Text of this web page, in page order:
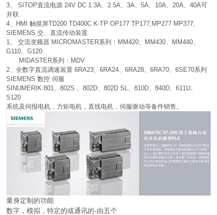
3、 SITOP直流电源 24V DC 1.3A、2.5A、3A、5A、10A、20A、40A可
并联.
4、HMI 触摸屏TD200 TD400C K-TP OP177 TP177,MP277 MP377,
SIEMENS 交、直流传动装置
1、 交流变频器 MICROMASTER系列：MM420、MM430、MM440、
G110、G120.
MIDASTER系列：MDV
2、全数字直流调速装置 6RA23、6RA24、6RA28、6RA70、6SE70系列
SIEMENS 数控 伺服
SINUMERIK:801、802S 、802D、802D SL、810D、840D、611U、
S120
系统及伺报电机，力矩电机，直线电机，伺服驱动等备件销售。
量身定制的功能
数字，模拟，特定的或通讯的-由五个